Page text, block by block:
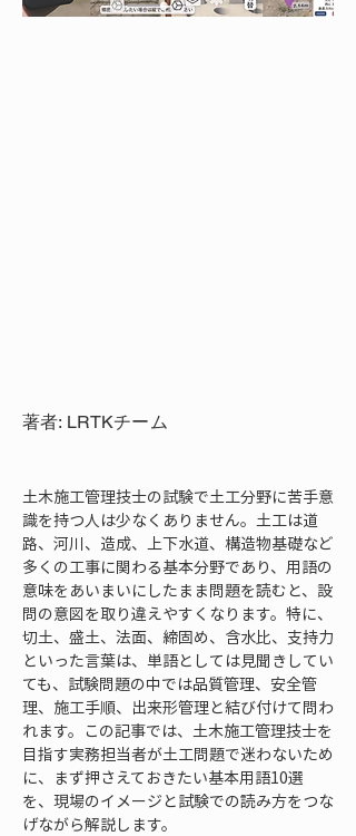
著者: LRTKチーム
土木施工管理技士の試験で土工分野に苦手意
識を持つ人は少なくありません。土工は道
路、河川、造成、上下水道、構造物基礎など
多くの工事に関わる基本分野であり、用語の
意味をあいまいにしたまま問題を読むと、設
問の意図を取り違えやすくなります。特に、
切土、盛土、法面、締固め、含水比、支持力
といった言葉は、単語としては見聞きしてい
ても、試験問題の中では品質管理、安全管
理、施工手順、出来形管理と結び付けて問わ
れます。この記事では、土木施工管理技士を
目指す実務担当者が土工問題で迷わないため
に、まず押さえておきたい基本用語10選
を、現場のイメージと試験での読み方をつな
げながら解説します。